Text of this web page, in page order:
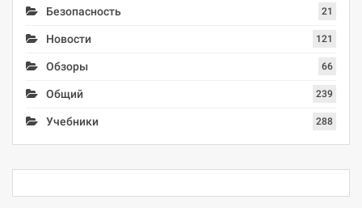
Безопасность 21
Новости 121
Обзоры 66
Общий 239
Учебники 288